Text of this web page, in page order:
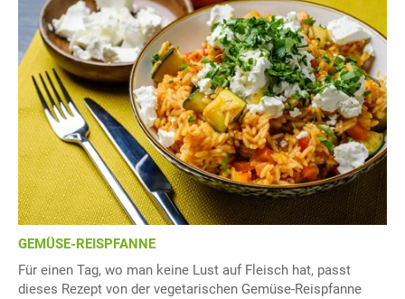
GEMÜSE-REISPFANNE
Für einen Tag, wo man keine Lust auf Fleisch hat, passt
dieses Rezept von der vegetarischen Gemüse-Reispfanne